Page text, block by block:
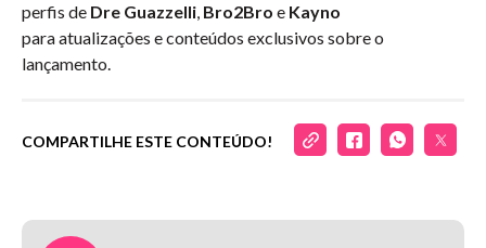
perfis de Dre Guazzelli, Bro2Bro e Kayno
para atualizações e conteúdos exclusivos sobre o
lançamento.
COMPARTILHE ESTE CONTEÚDO!